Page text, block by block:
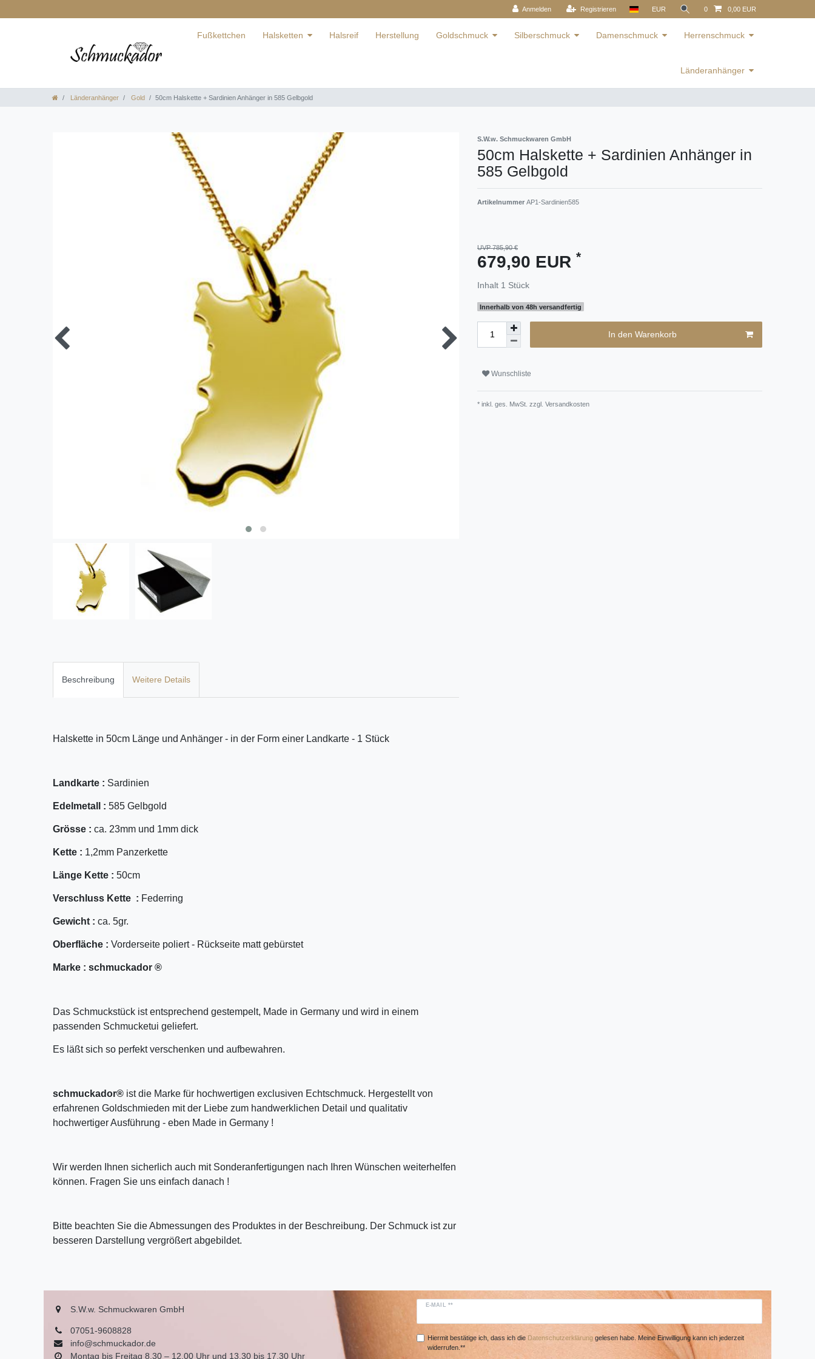
Anmelden Registrieren EUR 0 0,00 EUR
Fußkettchen Halsketten Halsreif Herstellung Goldschmuck Silberschmuck Damenschmuck Herrenschmuck
Länderanhänger
Länderanhänger Gold 50cm Halskette + Sardinien Anhänger in 585 Gelbgold
S.W.w. Schmuckwaren GmbH
50cm Halskette + Sardinien Anhänger in
585 Gelbgold
Artikelnummer AP1-Sardinien585
UVP 785,90 €
679,90 EUR *
Inhalt 1 Stück
Innerhalb von 48h versandfertig
In den Warenkorb
Wunschliste
* inkl. ges. MwSt. zzgl. Versandkosten
Beschreibung Weitere Details
Halskette in 50cm Länge und Anhänger - in der Form einer Landkarte - 1 Stück
Landkarte : Sardinien
Edelmetall : 585 Gelbgold
Grösse : ca. 23mm und 1mm dick
Kette : 1,2mm Panzerkette
Länge Kette : 50cm
Verschluss Kette : Federring
Gewicht : ca. 5gr.
Oberfläche : Vorderseite poliert - Rückseite matt gebürstet
Marke : schmuckador ®
Das Schmuckstück ist entsprechend gestempelt, Made in Germany und wird in einem
passenden Schmucketui geliefert.
Es läßt sich so perfekt verschenken und aufbewahren.
schmuckador® ist die Marke für hochwertigen exclusiven Echtschmuck. Hergestellt von
erfahrenen Goldschmieden mit der Liebe zum handwerklichen Detail und qualitativ
hochwertiger Ausführung - eben Made in Germany !
Wir werden Ihnen sicherlich auch mit Sonderanfertigungen nach Ihren Wünschen weiterhelfen
können. Fragen Sie uns einfach danach !
Bitte beachten Sie die Abmessungen des Produktes in der Beschreibung. Der Schmuck ist zur
besseren Darstellung vergrößert abgebildet.
S.W.w. Schmuckwaren GmbH
07051-9608828
info@schmuckador.de
Montag bis Freitag 8.30 – 12.00 Uhr und 13.30 bis 17.30 Uhr
E-MAIL **
Hiermit bestätige ich, dass ich die Daten­schutz­erklärunggelesen habe. Meine Einwilligung kann ich jederzeit
widerrufen.**